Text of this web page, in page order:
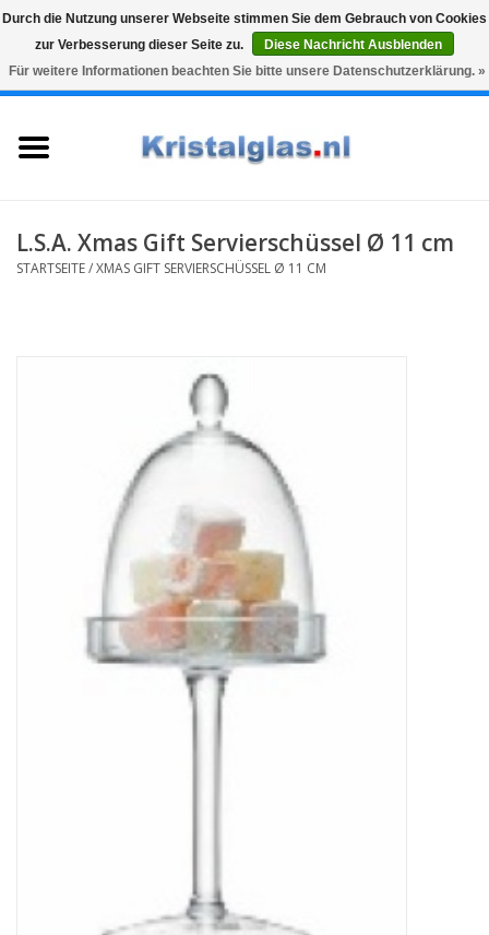
Snelle levering
Graveren
0 Artikel - €0,00
Karaffen
L.S.A. Xmas Gift Servierschüssel Ø 11 cm
STARTSEITE/XMAS GIFT SERVIERSCHÜSSEL Ø 11 CM
Durch die Nutzung unserer Webseite stimmen Sie dem Gebrauch von Cookies
zur Verbesserung dieser Seite zu.
Diese Nachricht Ausblenden
Für weitere Informationen beachten Sie bitte unsere Datenschutzerklärung. »